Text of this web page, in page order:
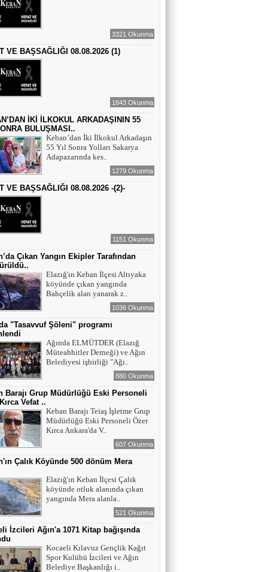
HIZIR VE İLYAS: UMUDUN, BEREKETİN
VE YENİDEN DOĞUŞUN BULUŞMASI
EĞİTİMCİ - ŞAİR - YAZAR : SÜNDÜS
ARSLAN AKÇA
SUÇ SAMUR KÜRK OLSA
AZERBAYCANLI GAZETECİ-YAZAR
Maral Rahmanzadeh - Azerbaycan'ın İlk
Profesyonel Kadın Ressamı
YAZAR - AV. ALİ DEMİR
TUTUKLAMA KARARI
YAZAR-ŞAİR MİRAÇ DOĞAN
Mavi Işık İnsanları
EĞİTİMCİ-YAZAR TUNER
YERLİKAYA
İNSANLAR İLE KONUŞURKEN YERE
BAKMAK
EĞİTİMCİ - YAZAR : MİDRAN YOKUŞ
DİKİLİ TAŞLAR - 8
3321 Okunma
VE BAŞSAĞLIĞI 08.08.2026 (1)
1843 Okunma
İKİ İLKOKUL ARKADAŞININ 55
BULUŞMASI..
Keban’dan İki İlkokul Arkadaşın
55 Yıl Sonra Yolları Sakarya
Adapazarında kes..
1279 Okunma
VE BAŞSAĞLIĞI 08.08.2026 -(2)-
1151 Okunma
Çıkan Yangın Ekipler Tarafından
Elazığ'ın Keban İlçesi Altıyaka
köyünde çıkan yangında
Bahçelik alan yanarak z..
1036 Okunma
"Tasavvuf Şöleni" programı
Ağında ELMÜTDER (Elazığ
Müteahhitler Derneği) ve Ağın
Belediyesi işbirliği "Ağı..
880 Okunma
Barajı Grup Müdürlüğü Eski Personeli
Vefat ..
Keban Barajı Teiaş İşletme Grup
Müdürlüğü Eski Personeli Özer
Kırca Ankara'da V..
607 Okunma
Çalık Köyünde 500 dönüm Mera
Elazığ'ın Keban İlçesi Çalık
köyünde otluk alanında çıkan
yangında Mera alanla..
521 Okunma
İzcileri Ağın'a 1071 Kitap bağışında
Kocaeli Kılavuz Gençlik Kağıt
Spor Kulübü İzcileri ve Ağın
Belediye Başkanlığı i..